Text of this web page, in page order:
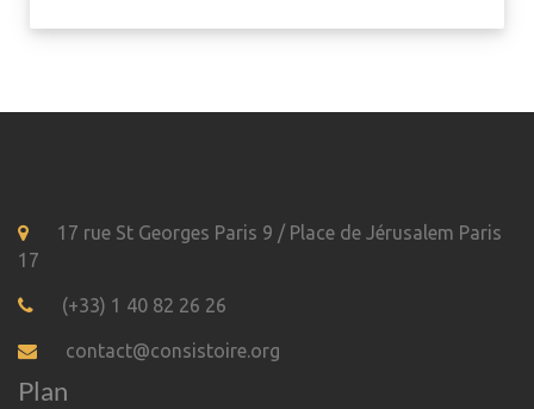
17 rue St Georges Paris 9 / Place de Jérusalem Paris
17
(+33) 1 40 82 26 26
contact@consistoire.org
Plan